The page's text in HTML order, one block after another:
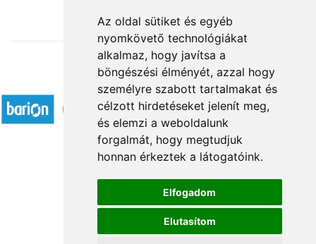
Az oldal sütiket és egyéb
nyomkövető technológiákat
alkalmaz, hogy javítsa a
böngészési élményét, azzal hogy
személyre szabott tartalmakat és
célzott hirdetéseket jelenít meg,
és elemzi a weboldalunk
forgalmát, hogy megtudjuk
honnan érkeztek a látogatóink.
Elfogadom
Elutasítom
Elfogadott fizetési módok
Á.SZ.F.
Impresszum
Adatkezelési tájékoztató